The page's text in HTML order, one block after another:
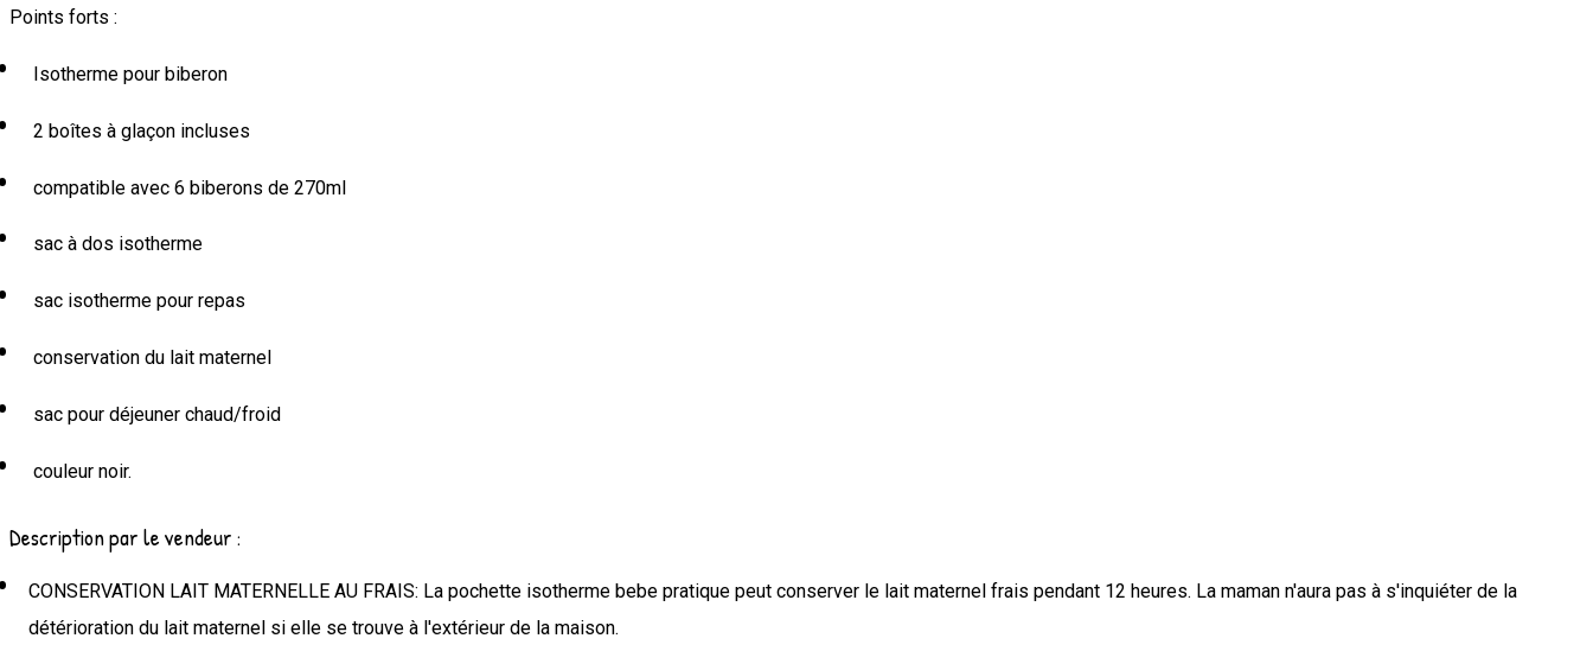
Points forts :
Isotherme pour biberon
2 boîtes à glaçon incluses
compatible avec 6 biberons de 270ml
sac à dos isotherme
sac isotherme pour repas
conservation du lait maternel
sac pour déjeuner chaud/froid
couleur noir.
Description par le vendeur :
CONSERVATION LAIT MATERNELLE AU FRAIS: La pochette isotherme bebe pratique peut conserver le lait maternel frais pendant 12 heures. La maman n'aura pas à s'inquiéter de la
détérioration du lait maternel si elle se trouve à l'extérieur de la maison.